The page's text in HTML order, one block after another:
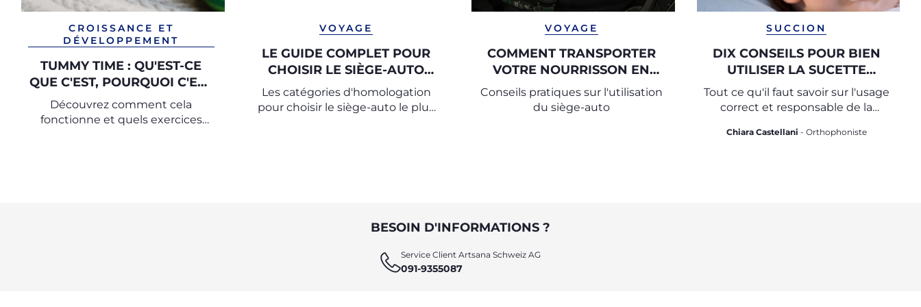
CROISSANCE ET
DÉVELOPPEMENT
TUMMY TIME : QU'EST-CE
QUE C'EST, POURQUOI C'EST
IMPORTANT
Découvrez comment cela
fonctionne et quels exercices
VOYAGE
LE GUIDE COMPLET POUR
CHOISIR LE SIÈGE-AUTO
ADAPTÉ
Les catégories d'homologation
pour choisir le siège-auto le plus
VOYAGE
COMMENT TRANSPORTER
VOTRE NOURRISSON EN
VOITURE
Conseils pratiques sur l'utilisation
du siège-auto
SUCCION
DIX CONSEILS POUR BIEN
UTILISER LA SUCETTE
(TÉTINE)
Tout ce qu'il faut savoir sur l'usage
correct et responsable de la
Chiara Castellani - Orthophoniste
BESOIN D'INFORMATIONS ?
Service Client Artsana Schweiz AG
091-9355087